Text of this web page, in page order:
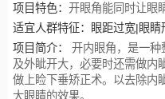
项目特色： 开眼角能同时让眼
适宜人群特征：
眼距过宽|眼睛
项目简介：
开内眼角，是一种
及外眦开大，必要时还需做内
做上睑下垂矫正术。以去除内
大眼睛的效果。